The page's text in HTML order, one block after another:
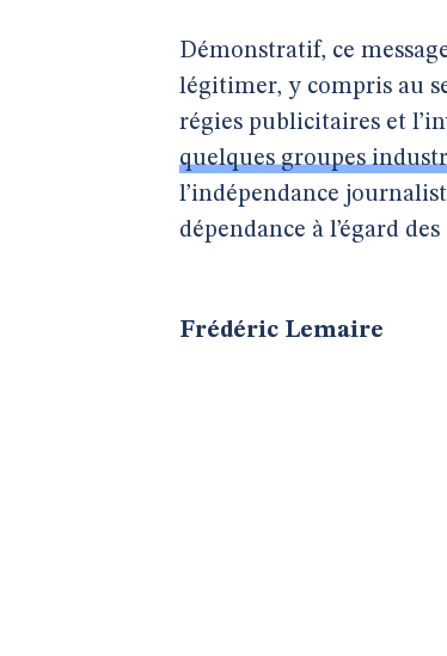
Démonstratif, ce
légitimer, y compris au
régies publicitaires et
quelques groupes
l’indépendance
dépendance à l’égard
Frédéric Lemaire